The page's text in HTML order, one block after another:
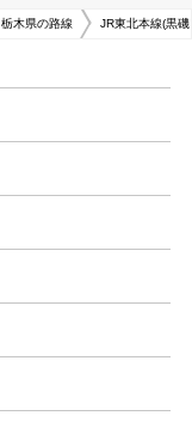
栃木県の路線 JR東北本線(黒